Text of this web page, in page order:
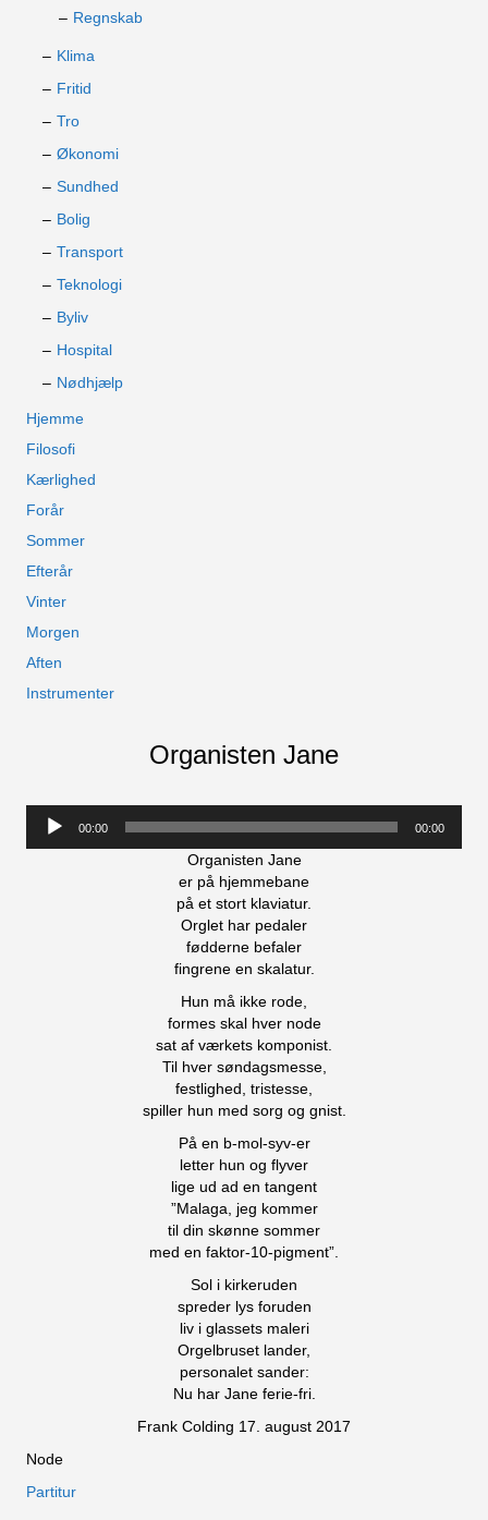
Regnskab
Klima
Fritid
Tro
Økonomi
Sundhed
Bolig
Transport
Teknologi
Byliv
Hospital
Nødhjælp
Hjemme
Filosofi
Kærlighed
Forår
Sommer
Efterår
Vinter
Morgen
Aften
Instrumenter
Organisten Jane
Lydafspiller
00:00 00:00
Organisten Jane
er på hjemmebane
på et stort klaviatur.
Orglet har pedaler
fødderne befaler
fingrene en skalatur.
Hun må ikke rode,
formes skal hver node
sat af værkets komponist.
Til hver søndagsmesse,
festlighed, tristesse,
spiller hun med sorg og gnist.
På en b-mol-syv-er
letter hun og flyver
lige ud ad en tangent
”Malaga, jeg kommer
til din skønne sommer
med en faktor-10-pigment”.
Sol i kirkeruden
spreder lys foruden
liv i glassets maleri
Orgelbruset lander,
personalet sander:
Nu har Jane ferie-fri.
Frank Colding 17. august 2017
Node
Partitur